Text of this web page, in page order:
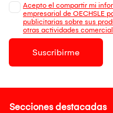
Acepto el compartir mi
empresarial de OECHSLE
publicitarias sobre sus
otras actividades
Suscribirme
Secciones destacadas